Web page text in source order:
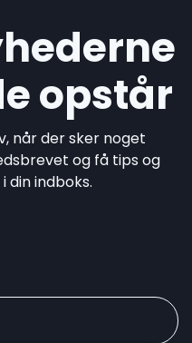
opstår
når der sker noget
og få tips og
din indboks.